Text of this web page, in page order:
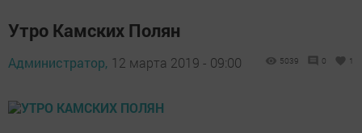
Утро Камских Полян
Администратор, 12 марта 2019 - 09:00 5039 0 1